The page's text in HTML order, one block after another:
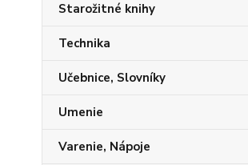
Starožitné knihy
Technika
Učebnice, Slovníky
Umenie
Varenie, Nápoje